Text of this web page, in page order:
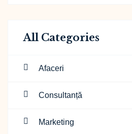
All Categories
Afaceri
Consultanță
Marketing